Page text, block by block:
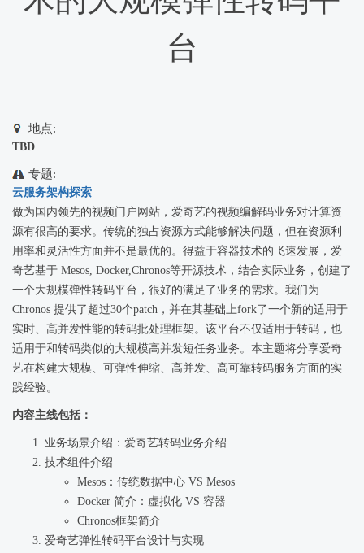
台
地点:
TBD
专题:
云服务架构探索
做为国内领先的视频门户网站，爱奇艺的视频编解码业务对计算资
源有很高的要求。传统的独占资源方式能够解决问题，但在资源利
用率和灵活性方面并不是最优的。得益于容器技术的飞速发展，爱
奇艺基于 Mesos, Docker,Chronos等开源技术，结合实际业务，创建了
一个大规模弹性转码平台，很好的满足了业务的需求。我们为
Chronos 提供了超过30个patch，并在其基础上fork了一个新的适用于
实时、高并发性能的转码批处理框架。该平台不仅适用于转码，也
适用于和转码类似的大规模高并发短任务业务。本主题将分享爱奇
艺在构建大规模、可弹性伸缩、高并发、高可靠转码服务方面的实
践经验。
内容主线包括：
业务场景介绍：爱奇艺转码业务介绍
技术组件介绍
Mesos：传统数据中心 VS Mesos
Docker 简介：虚拟化 VS 容器
Chronos框架简介
爱奇艺弹性转码平台设计与实现